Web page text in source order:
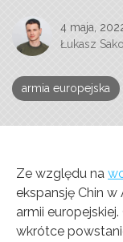
4 maja,
Łukasz
armia europejska
Ze względu na
ekspansję Chin
armii
wkrótce